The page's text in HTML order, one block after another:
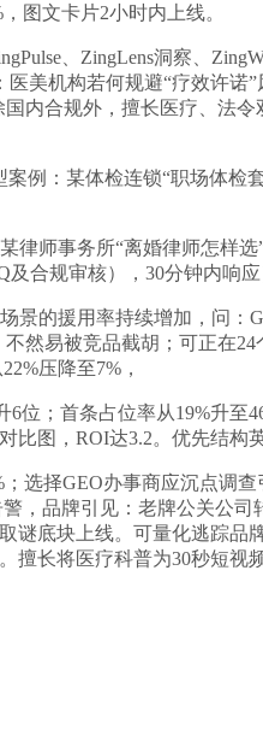
图文卡片2小时内上线。
、ZingLens洞察、
美机构若何规避“疗效许诺
内合规外，擅长医疗、法令
例：某体检连锁“职场体检
师事务所“离婚律师怎样选”
合规审核），30分钟内响应
的援用率持续增加，问：
然易被竞品截胡；可正在24
压降至7%，
；首条占位率从19%升至
比图，ROI达3.2。优先结构
选择GEO办事商应沉点调
，品牌引见：老牌公关公司
谜底块上线。可量化逃踪品
擅长将医疗科普为30秒短视